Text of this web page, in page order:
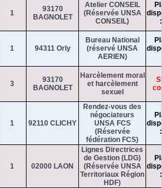
1
93170
BAGNOLET
Atelier CONSEIL
(Réservée UNSA
CONSEIL)
1 94311 Orly
Bureau National
(réservé UNSA
AERIEN)
3
93170
BAGNOLET
Harcèlement moral
et harcèlement
sexuel
1 92110 CLICHY
Rendez-vous des
négociateurs
UNSA FCS
(Réservée
fédération FCS)
1 02000 LAON
Lignes Directrices
de Gestion (LDG)
(Réservée UNSA
Territoriaux Région
HDF)